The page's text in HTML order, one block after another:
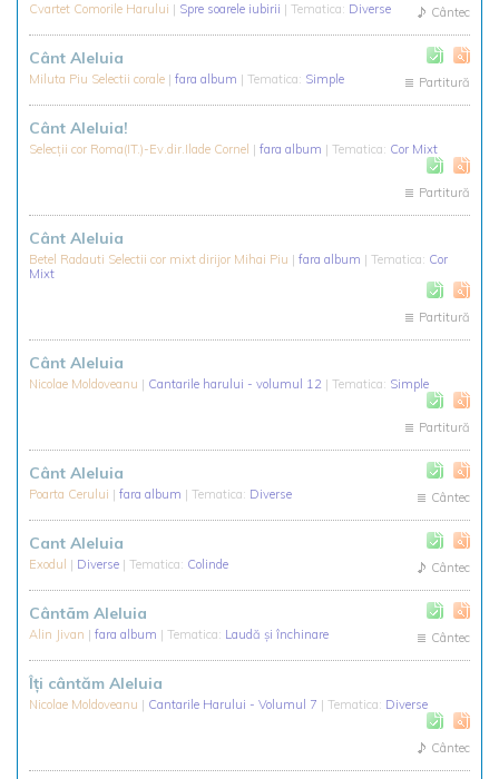
Cvartet Comorile Harului | Spre soarele iubirii | Tematica: Diverse Cântec
Cânt Aleluia
Miluta Piu Selectii corale | fara album | Tematica: Simple Partitură
Cânt Aleluia!
Selecții cor Roma(IT.)-Ev.dir.Ilade Cornel | fara album | Tematica: Cor Mixt
Partitură
Cânt Aleluia
Betel Radauti Selectii cor mixt dirijor Mihai Piu | fara album | Tematica: Cor
Mixt
Partitură
Cânt Aleluia
Nicolae Moldoveanu | Cantarile harului - volumul 12 | Tematica: Simple
Partitură
Cânt Aleluia
Poarta Cerului | fara album | Tematica: Diverse Cântec
Cant Aleluia
Exodul | Diverse | Tematica: Colinde Cântec
Cântãm Aleluia
Alin Jivan | fara album | Tematica: Laudă și închinare Cântec
Îți cântăm Aleluia
Nicolae Moldoveanu | Cantarile Harului - Volumul 7 | Tematica: Diverse
Cântec